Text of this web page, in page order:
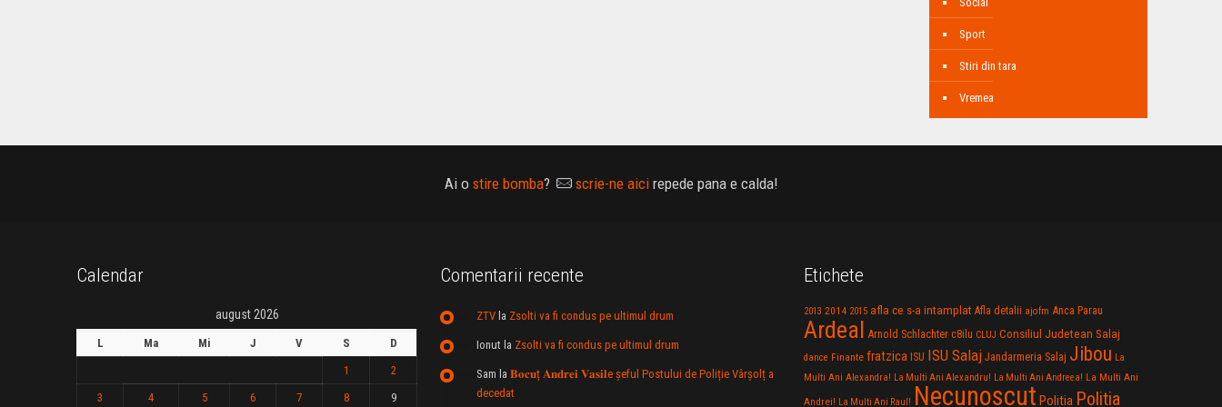
Sport
Stiri din tara
Vremea
Ai o stire bomba? scrie-ne aicirepede pana e calda!
Calendar
august 2026
L Ma Mi J V S
D
1
2
3
4 5 6 7 8 9
Comentarii recente
ZTVla Zsolti va fi condus pe ultimul drum
Ionut la Zsolti va fi condus pe ultimul drum
Sam la 𝐁𝐨𝐜𝐮ț 𝐀𝐧𝐝𝐫𝐞𝐢 𝐕𝐚𝐬𝐢𝐥e şeful Postului de Poliție Vârșolț a
decedat
Etichete
2013 2014 2015 afla ce s-a intamplat Afla detalii ajofm Anca Parau
Ardeal Arnold Schlachter c8ilu CLUJ Consiliul Judetean Salaj
dance Finante fratzica ISU ISU Salaj Jandarmeria Salaj Jibou La
Multi Ani Alexandra! La Multi Ani Alexandru! La Multi Ani Andreea! La Multi Ani
Andrei! La Multi Ani Raul! Necunoscut Politia Politia